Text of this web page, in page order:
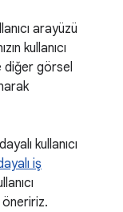
arayüzü
kullanıcı
diğer görsel
kullanıcı
iş
öneririz.